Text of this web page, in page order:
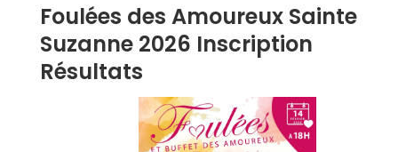
Foulées des Amoureux Sainte
Suzanne 2026 Inscription
Résultats